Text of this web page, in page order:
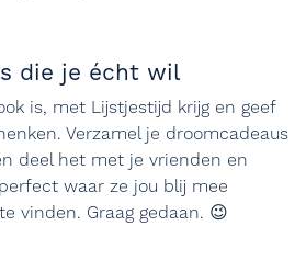
die je écht wil
is, met Lijstjestijd krijg en geef
Verzamel je droomcadeaus
deel het met je vrienden en
waar ze jou blij mee
vinden. Graag gedaan. 😉